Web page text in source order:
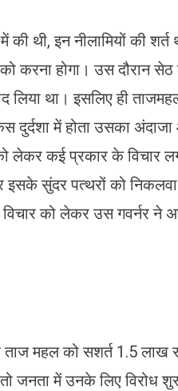
थी, इन नीलामियों की
करना होगा। उस दौरान सेठ
लिया था। इसलिए ही
दुर्दशा में होता उसका
लेकर कई प्रकार के विचार
इसके सुंदर पत्थरों को निकलवा
को लेकर उस गवर्नर ने
महल को सशर्त 1.5 लाख
जनता में उनके लिए विरोध